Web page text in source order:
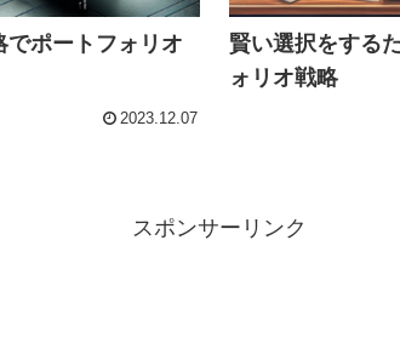
でポートフォリオ
2023.12.07
賢い選択をする
ォリオ戦略
スポンサーリンク